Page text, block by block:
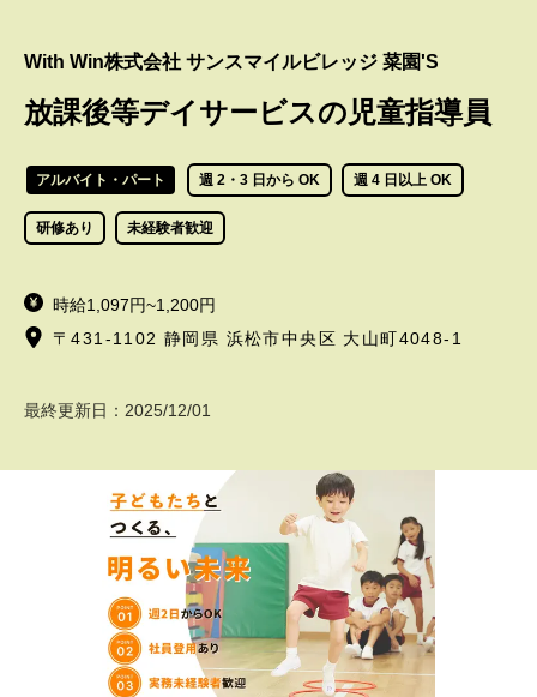
With Win株式会社 サンスマイルビレッジ 菜園'S
放課後等デイサービスの児童指導員
アルバイト・パート 週 2・3 日から OK 週 4 日以上 OK
研修あり 未経験者歓迎
時給1,097円~1,200円
〒431-1102 静岡県 浜松市中央区 大山町4048-1
最終更新日： 2025/12/01